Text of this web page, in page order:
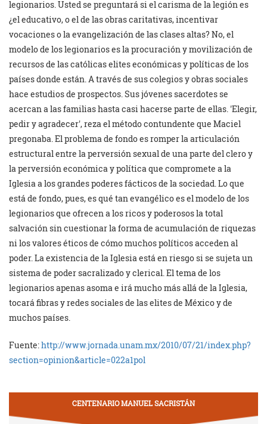
legionarios. Usted se preguntará si el carisma de la legión es
¿el educativo, o el de las obras caritativas, incentivar
vocaciones o la evangelización de las clases altas? No, el
modelo de los legionarios es la procuración y movilización de
recursos de las católicas elites económicas y políticas de los
países donde están. A través de sus colegios y obras sociales
hace estudios de prospectos. Sus jóvenes sacerdotes se
acercan a las familias hasta casi hacerse parte de ellas. Elegir,
pedir y agradecer, reza el método contundente que Maciel
pregonaba. El problema de fondo es romper la articulación
estructural entre la perversión sexual de una parte del clero y
la perversión económica y política que compromete a la
Iglesia a los grandes poderes fácticos de la sociedad. Lo que
está de fondo, pues, es qué tan evangélico es el modelo de los
legionarios que ofrecen a los ricos y poderosos la total
salvación sin cuestionar la forma de acumulación de riquezas
ni los valores éticos de cómo muchos políticos acceden al
poder. La existencia de la Iglesia está en riesgo si se sujeta un
sistema de poder sacralizado y clerical. El tema de los
legionarios apenas asoma e irá mucho más allá de la Iglesia,
tocará fibras y redes sociales de las elites de México y de
muchos países.
Fuente:http://www.jornada.unam.mx/2010/07/21/index.php?
section=opinion&article=022a1pol
CENTENARIO MANUEL SACRISTÁN